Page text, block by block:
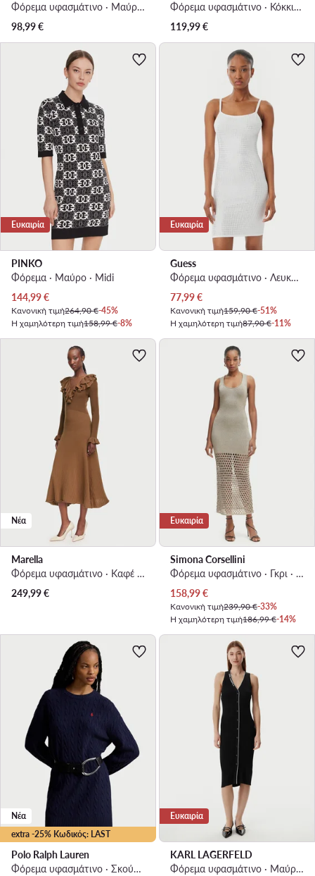
Φόρεμα υφασμάτινο · Μαύρο · Mini
98,99€
Φόρεμα υφασμάτινο · Κόκκινο · Mini
119,99€
Ευκαιρία
PINKO
Φόρεμα · Μαύρο · Midi
Τρέχουσα τιμή
144,99€
Κανονική τιμή264,90 €-45%
Η χαμηλότερη τιμή158,99 €-8%
Ευκαιρία
Guess
Φόρεμα υφασμάτινο · Λευκό · Mini
Τρέχουσα τιμή
77,99€
Κανονική τιμή159,90 €-51%
Η χαμηλότερη τιμή87,90 €-11%
Νέα
Marella
Φόρεμα υφασμάτινο · Καφέ · Midi
249,99€
Ευκαιρία
Simona Corsellini
Φόρεμα υφασμάτινο · Γκρι · Midi
Τρέχουσα τιμή
158,99€
Κανονική τιμή239,90 €-33%
Η χαμηλότερη τιμή186,99 €-14%
extra -25% Κωδικός: LAST
Νέα
Polo Ralph Lauren
Φόρεμα υφασμάτινο · Σκούρο μπλε · Mini
Ευκαιρία
KARL LAGERFELD
Φόρεμα υφασμάτινο · Μαύρο · Midi